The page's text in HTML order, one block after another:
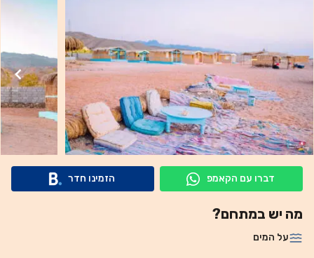
דברו עם הקאמפ הזמינו חדר
מה יש במתחם?
על המים